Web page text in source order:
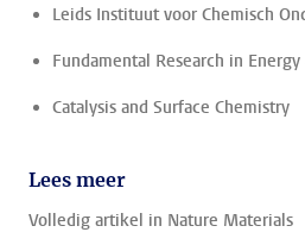
Leids Instituut voor Chemisch
Fundamental Research in
Catalysis and Surface Chemistry
Lees meer
Volledig artikel in Nature Materials